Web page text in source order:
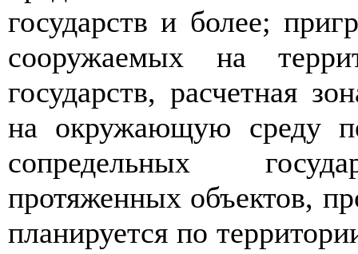
государств и более;
сооружаемых на
государств, расчетная
на окружающую среду
сопредельных
протяженных объектов,
планируется по